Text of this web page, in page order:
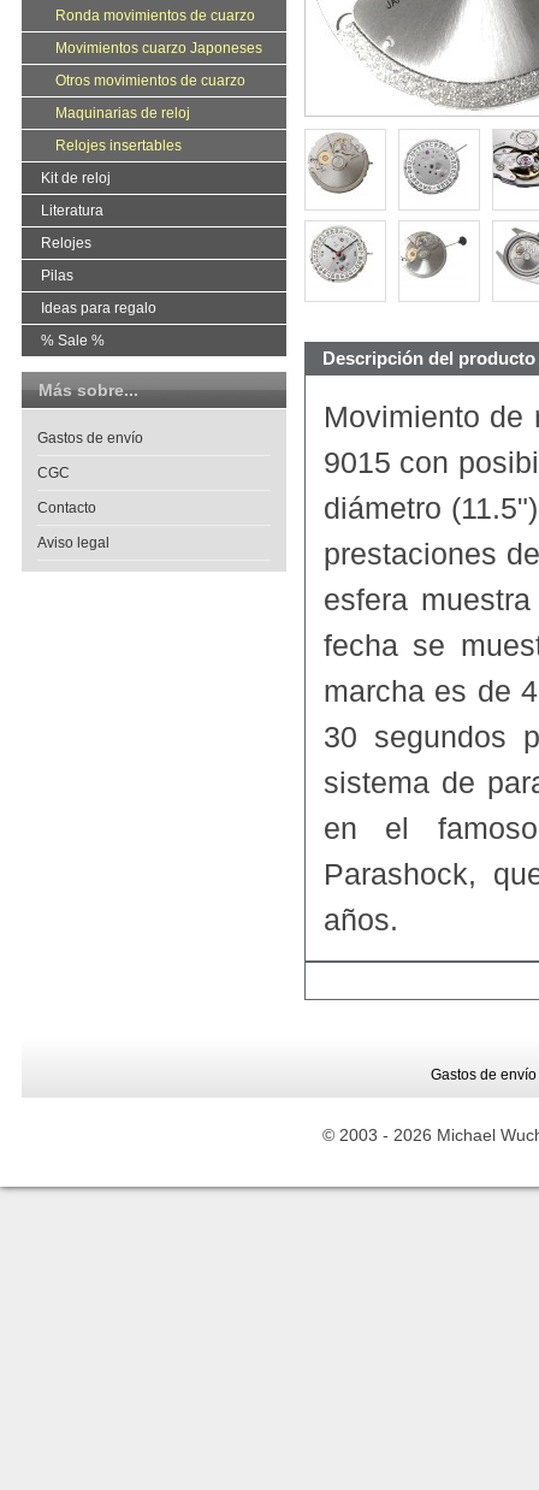
Descripción del producto
Movimiento de
9015 con
diámetro
prestaciones
esfera
fecha se
marcha es de
30 segundos
sistema de
en el
Parashock,
años.
Ronda movimientos de cuarzo
Movimientos cuarzo Japoneses
Otros movimientos de cuarzo
Maquinarias de reloj
Relojes insertables
Kit de reloj
Literatura
Relojes
Pilas
Ideas para regalo
% Sale %
Más sobre...
Gastos de envío
CGC
Contacto
Aviso legal
Gastos de envío
© 2003 - 2026 Michael